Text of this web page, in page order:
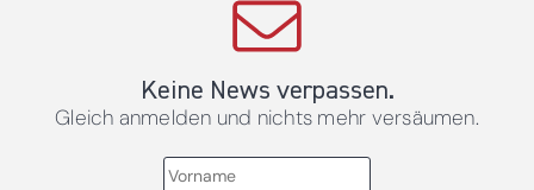
Keine News verpassen.
Gleich anmelden und nichts mehr versäumen.